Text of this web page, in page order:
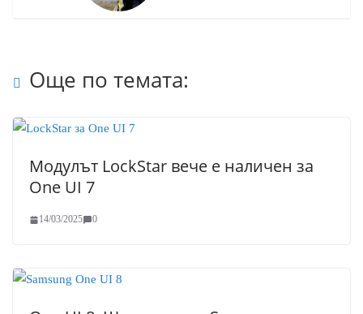
Още по темата:
Модулът LockStar вече е наличен за
One UI 7
14/03/2025 0